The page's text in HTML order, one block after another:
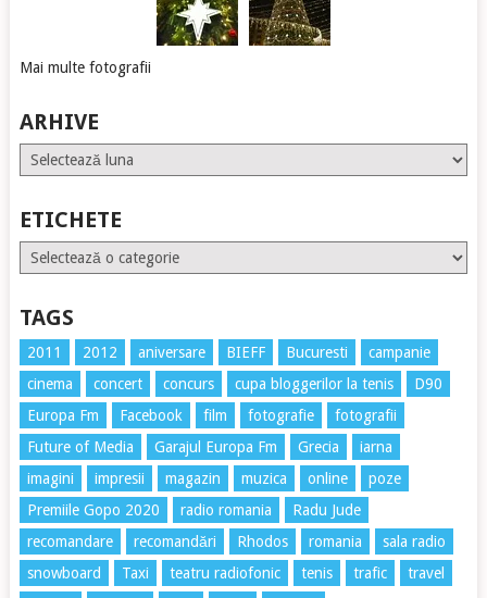
Mai multe fotografii
ARHIVE
Arhive
ETICHETE
Etichete
TAGS
2011 2012 aniversare BIEFF Bucuresti
campanie
cinema
concert concurs cupa bloggerilor la tenis
D90
Europa Fm
Facebook film fotografie
fotografii
Future of Media
Garajul Europa Fm Grecia
iarna
imagini
impresii magazin muzica online
poze
Premiile Gopo 2020
radio romania
Radu Jude
recomandare
recomandări Rhodos romania
sala radio
snowboard
Taxi teatru radiofonic tenis trafic
travel